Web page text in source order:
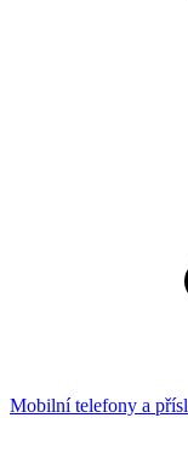
Mobilní telefony a